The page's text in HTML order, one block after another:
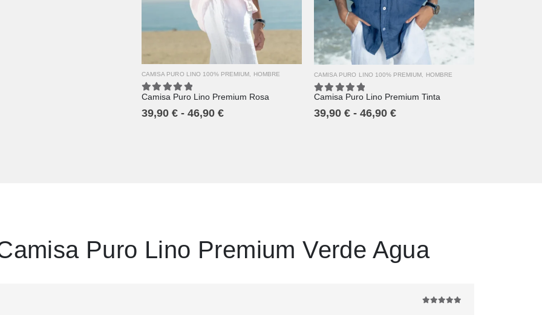
3XL
CAMISA PURO LINO 100% PREMIUM HOMBRE
5.00out of 5
Camisa Puro Lino Premium Rosa
39,90 € - 46,90 €
3XL
CAMISA PURO LINO 100% PREMIUM HOMBRE
5.00out of 5
Camisa Puro Lino Premium Tinta
39,90 € - 46,90 €
Puro Lino Premium Verde Agua